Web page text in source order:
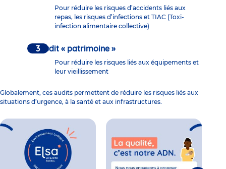
Pour réduire les risques d’accidents liés aux
repas, les risques d’infections et TIAC (Toxi-
infection alimentaire collective)
Un audit « patrimoine »
Pour réduire les risques liés aux équipements et
leur vieillissement
Globalement, ces audits permettent de réduire les risques liés aux
situations d’urgence, à la santé et aux infrastructures.